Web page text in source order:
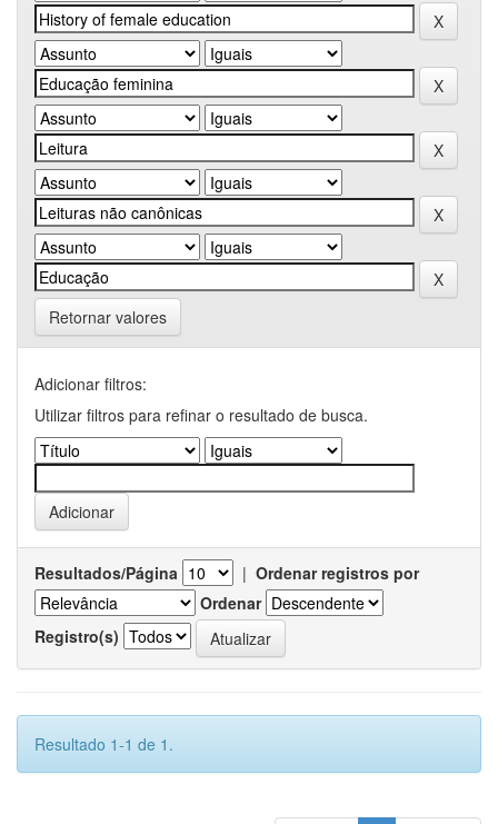
Retornar valores
Adicionar filtros:
Utilizar filtros para refinar o resultado de busca.
Resultados/Página | Ordenar registros por
Ordenar
Registro(s)
Resultado 1-1 de 1.